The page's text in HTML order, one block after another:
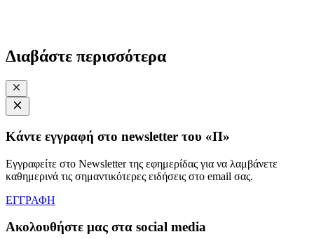
Διαβάστε περισσότερα
Κάντε εγγραφή στο newsletter του «Π»
Εγγραφείτε στο Newsletter της εφημερίδας για να λαμβάνετε
καθημερινά τις σημαντικότερες ειδήσεις στο email σας.
ΕΓΓΡΑΦΗ
Ακολουθήστε μας στα social media